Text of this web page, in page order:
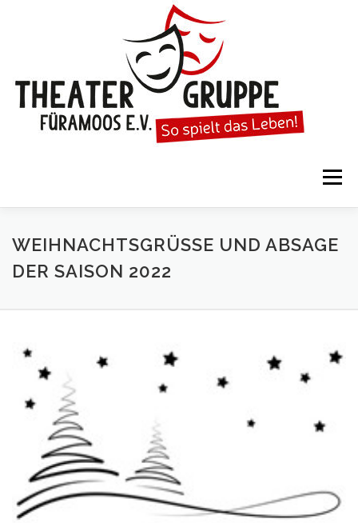
Menü
STARTSEITE DIE THEATERGRUPPE
KALENDER GESPIELTE STÜCKE
WEIHNACHTSGRÜSSE UND ABSAGE D
ER SAISON 2022